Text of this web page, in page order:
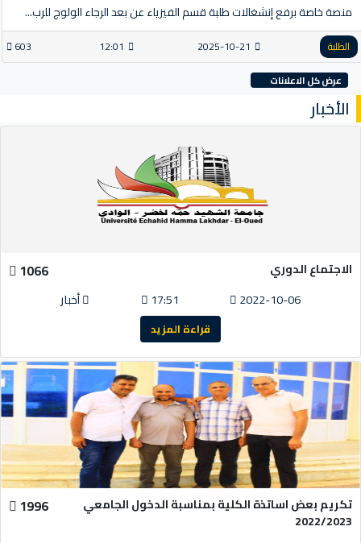
منصة خاصة برفع إنشغالات طلبة قسم الفيزياء عن بعد الرجاء الولوج للرب...
الطلبة 2025-10-21
12:01
603
عرض كل الاعلانات
الأخبار
الاجتماع الدوري 1066
2022-10-06
17:51 أخبار
قراءة المزيد
تكريم بعض اساتذة الكلية بمناسبة الدخول الجامعي
2022/2023
1996